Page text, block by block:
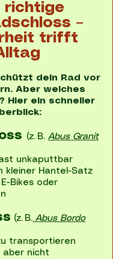
richtige
–
trifft
dein Rad vor
Aber welches
Hier ein schneller
(z. B. Abus Granit
unkaputtbar
kleiner Hantel-Satz
Bikes oder
(z. B. Abus Bordo
transportieren
aber nicht